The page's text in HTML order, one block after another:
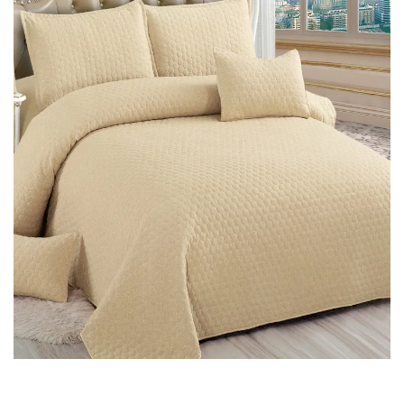
Lenjerii Creponate
Lenjerii de finet Iprimate Digital
Lenjerii de pat Bumbac 100%
Lenjerii de pat Finet + 2 Draperii
Lenjerii de pat Saten 4 piese cu
elastic